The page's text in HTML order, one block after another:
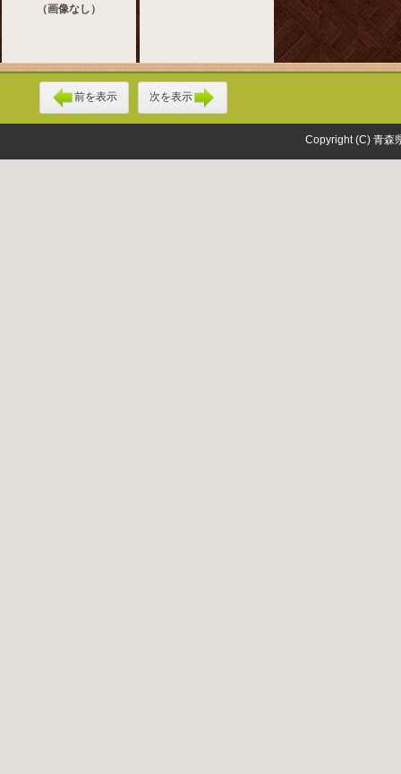
（画像なし）
前を表示 次を表示
Copyright (C) 青森